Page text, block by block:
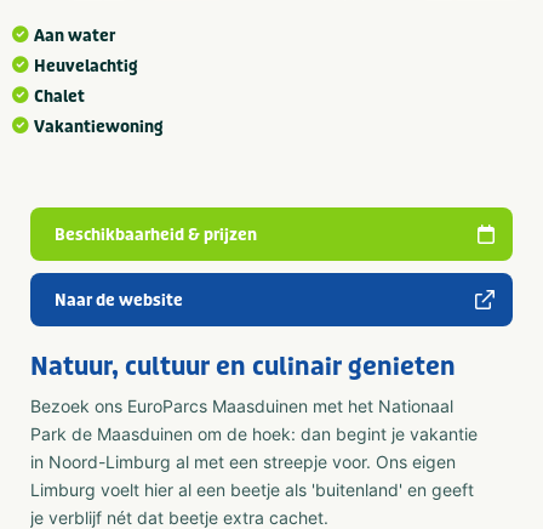
Aan water
Heuvelachtig
Chalet
Vakantiewoning
Beschikbaarheid & prijzen
Naar de website
Natuur, cultuur en culinair genieten
Bezoek ons EuroParcs Maasduinen met het Nationaal
Park de Maasduinen om de hoek: dan begint je vakantie
in Noord-Limburg al met een streepje voor. Ons eigen
Limburg voelt hier al een beetje als 'buitenland' en geeft
je verblijf nét dat beetje extra cachet.